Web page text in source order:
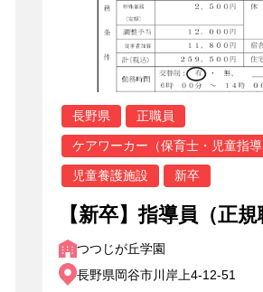
長野県 正職員
ケアワーカー（保育士・児童指導
児童養護施設 新卒
【新卒】指導員（正
つつじが丘学園
長野県岡谷市川岸上4-12-51